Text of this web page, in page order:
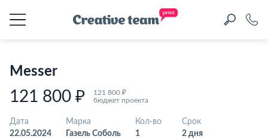
Messer
121 800 ₽
121 800 ₽
бюджет проекта
Дата
22.05.2024
Марка
Газель Соболь
Кол-во
1
Срок
2 дня